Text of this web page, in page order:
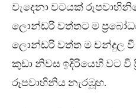
වැදෙනා වටයක්
ලොන්ඩරි වත්තට ම
ලොන්ඩරි වත්ත ම චන්දුල වී
කුඩා නිවස ඉදිරියෙහි වට
රූපවාහිනිය නැරඹූහ.